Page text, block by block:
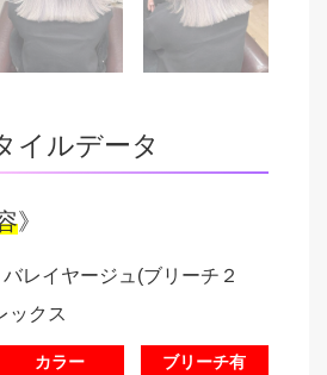
イルデータ
》
レイヤージュ(ブリーチ２
ックス
カラー ブリーチ有